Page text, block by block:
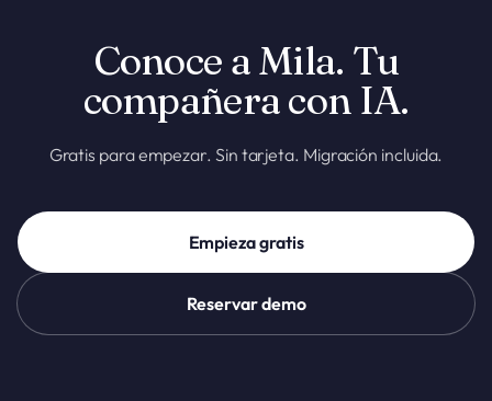
Conoce a Mila. Tu
compañera con IA.
Gratis para empezar. Sin tarjeta. Migración incluida.
Empieza gratis
Reservar demo